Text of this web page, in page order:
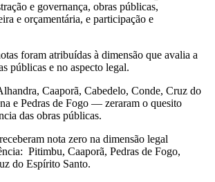
e governança, obras públicas,
e orçamentária, e participação e
foram atribuídas à dimensão que avalia a
públicas e no aspecto legal.
Caaporã, Cabedelo, Conde, Cruz do
e Pedras de Fogo — zeraram o quesito
das obras públicas.
nota zero na dimensão legal
Pitimbu, Caaporã, Pedras de Fogo,
do Espírito Santo.